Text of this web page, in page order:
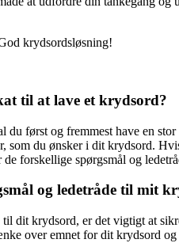
krydsordsløsning!
til at lave et krydsord?
du først og fremmest have en
som du ønsker i dit krydsord.
forskellige spørgsmål og
og ledetråde til mit
dit krydsord, er det vigtigt at
over emnet for dit krydsord og